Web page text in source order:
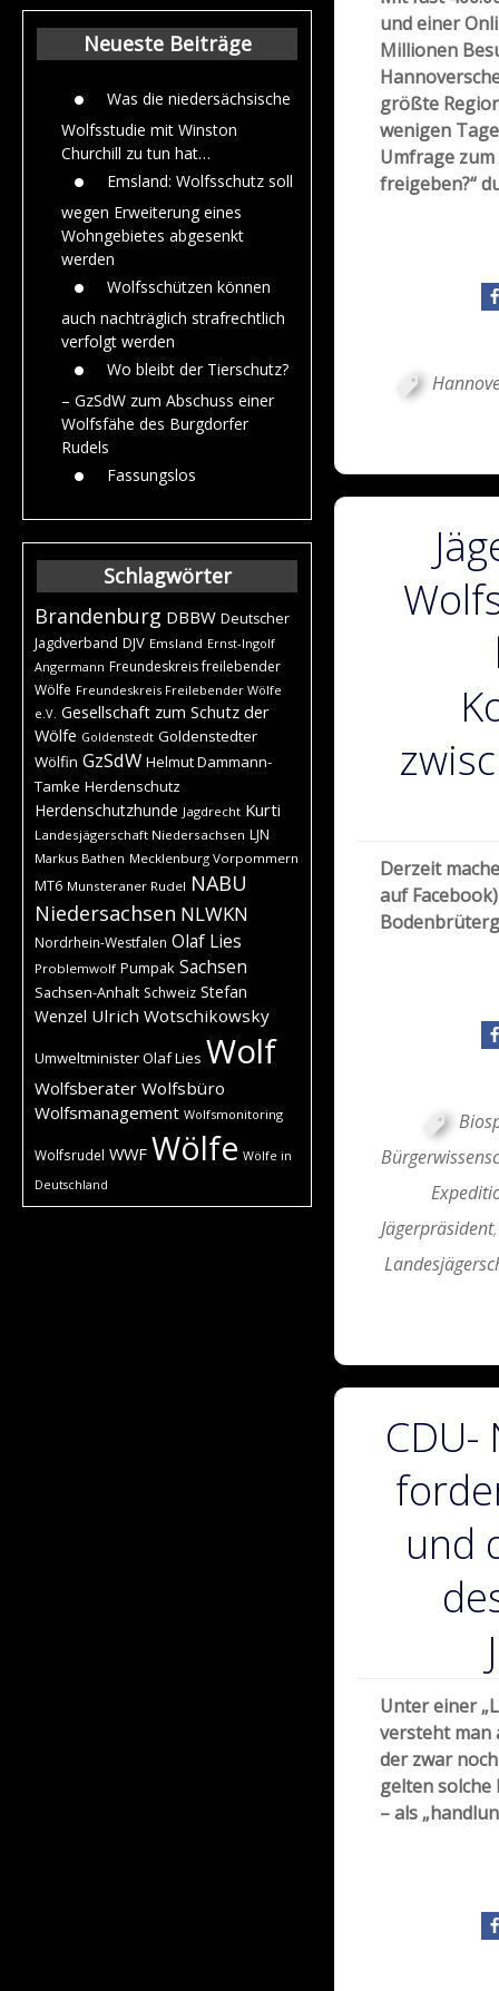
Beiträge aus dem
Jahr 2015
Neueste Beiträge
Was die niedersächsische
Wolfsstudie mit Winston
Churchill zu tun hat…
Emsland: Wolfsschutz soll
wegen Erweiterung eines
Wohngebietes abgesenkt
werden
Wolfsschützen können
auch nachträglich strafrechtlich
verfolgt werden
Wo bleibt der Tierschutz?
– GzSdW zum Abschuss einer
Wolfsfähe des Burgdorfer
Rudels
Fassungslos
Schlagwörter
Brandenburg DBBW Deutscher
Jagdverband DJV Emsland Ernst-Ingolf
Angermann Freundeskreis freilebender
Wölfe Freundeskreis Freilebender Wölfe
e.V. Gesellschaft zum Schutz der
Wölfe Goldenstedt Goldenstedter
Wölfin GzSdW Helmut Dammann-
Tamke Herdenschutz
Herdenschutzhunde Jagdrecht Kurti
Landesjägerschaft Niedersachsen LJN
Markus Bathen Mecklenburg Vorpommern
MT6 Munsteraner Rudel NABU
Niedersachsen NLWKN
Nordrhein-Westfalen Olaf Lies
Problemwolf Pumpak Sachsen
Sachsen-Anhalt Schweiz Stefan
Wenzel Ulrich Wotschikowsky
Umweltminister Olaf Lies Wolf
Wolfsberater Wolfsbüro
Wolfsmanagement Wolfsmonitoring
Wolfsrudel WWF Wölfe Wölfe in
Deutschland
und einer
Millionen
größte
wenigen
Umfrage zum
freigeben?“
Derzeit
auf
Jägerpräsident,
CDU-
und
Unter einer
versteht man
der zwar
gelten solche
– als